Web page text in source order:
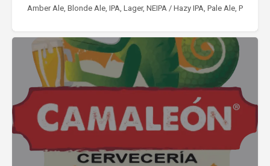
Amber Ale, Blonde Ale, IPA, Lager, NEIPA / Hazy IPA, Pale Ale, Porter,